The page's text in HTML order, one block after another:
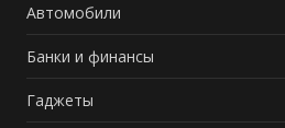
Автомобили
Банки и финансы
Гаджеты